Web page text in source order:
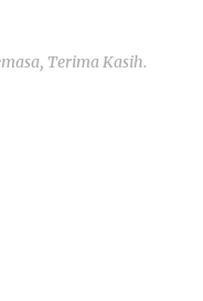
Terima Kasih.